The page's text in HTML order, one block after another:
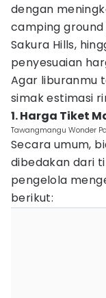
dengan
camping
Sakura Hills,
penyesuaian
Agar liburanmu
simak estimasi
1. Harga Tiket
Tawangmangu Wonder
Secara umum,
dibedakan dari
pengelola
berikut: